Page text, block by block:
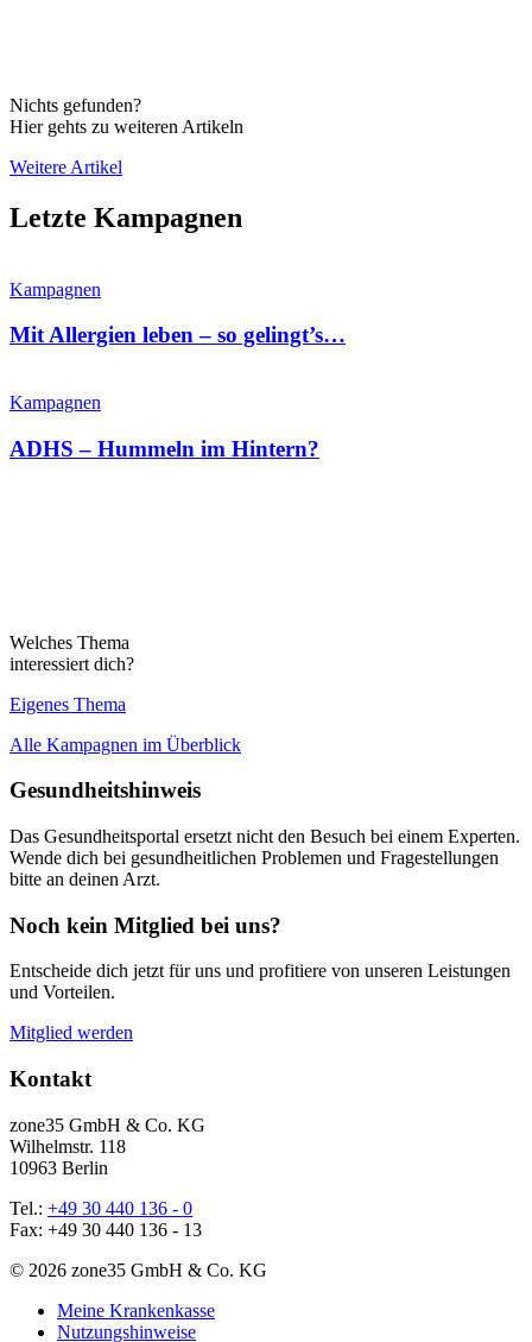
Nichts gefunden?
Hier gehts zu weiteren Artikeln
Weitere Artikel
Letzte Kampagnen
Kampagnen
Mit Allergien leben – so gelingt’s…
Kampagnen
ADHS – Hummeln im Hintern?
Welches Thema
interessiert dich?
Eigenes Thema
Alle Kampagnen im Überblick
Gesundheitshinweis
Das Gesundheitsportal ersetzt nicht den Besuch bei einem Experten.
Wende dich bei gesundheitlichen Problemen und Fragestellungen
bitte an deinen Arzt.
Noch kein Mitglied bei uns?
Entscheide dich jetzt für uns und profitiere von unseren Leistungen
und Vorteilen.
Mitglied werden
Kontakt
zone35 GmbH & Co. KG
Wilhelmstr. 118
10963 Berlin
Tel.: +49 30 440 136 - 0
Fax: +49 30 440 136 - 13
© 2026 zone35 GmbH & Co. KG
Meine Krankenkasse
Nutzungshinweise